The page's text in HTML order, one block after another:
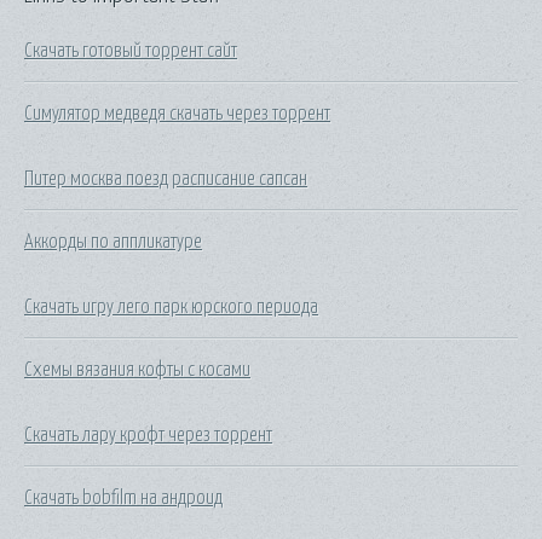
Скачать готовый торрент сайт
Симулятор медведя скачать через торрент
Питер москва поезд расписание сапсан
Аккорды по аппликатуре
Скачать игру лего парк юрского периода
Схемы вязания кофты с косами
Скачать лару крофт через торрент
Скачать bobfilm на андроид